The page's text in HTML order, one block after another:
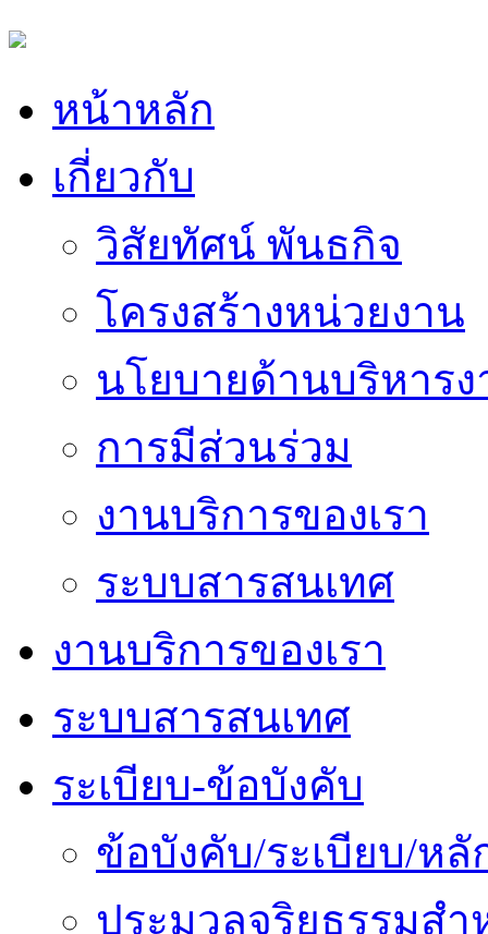
หน้าหลัก
เกี่ยวกับ
วิสัยทัศน์ พันธกิจ
โครงสร้างหน่วยงาน
นโยบายด้านบริหาร
การมีส่วนร่วม
งานบริการของเรา
ระบบสารสนเทศ
งานบริการของเรา
ระบบสารสนเทศ
ระเบียบ-ข้อบังคับ
ข้อบังคับ/ระเบียบ/ห
ประมวลจริยธรรมส